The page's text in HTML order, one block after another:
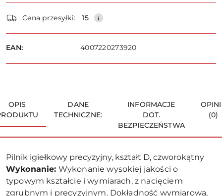
Wyślij
i
dostawa
Cena przesyłki: 15
EAN: 4007220273920
OPIS
DANE
TECHNICZNE:
INFORMACJE
DOT.
BEZPIECZEŃSTWA
(0)
Pilnik igiełkowy precyzyjny, kształt D, czworokątny
Wykonanie: Wykonanie wysokiej jakości o
typowym kształcie i wymiarach, z nacięciem
zgrubnym i precyzyjnym. Dokładność wymiarowa,